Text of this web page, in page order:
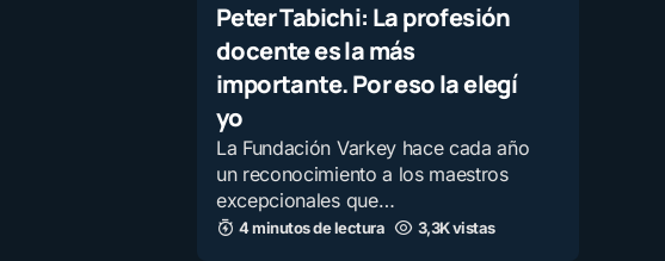
Peter Tabichi: La profesión
docente es la más
importante. Por eso la elegí
yo
La Fundación Varkey hace cada año
un reconocimiento a los maestros
excepcionales que…
4 minutos de lectura 3,3K vistas